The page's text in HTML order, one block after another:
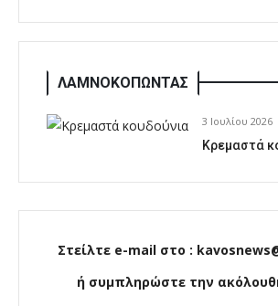
ΛΑΜΝΟΚΟΠΩΝΤΑΣ
3 Ιουλίου 2026
Κρεμαστά
Στείλτε e-mail στο :
ή συμπληρώστε την